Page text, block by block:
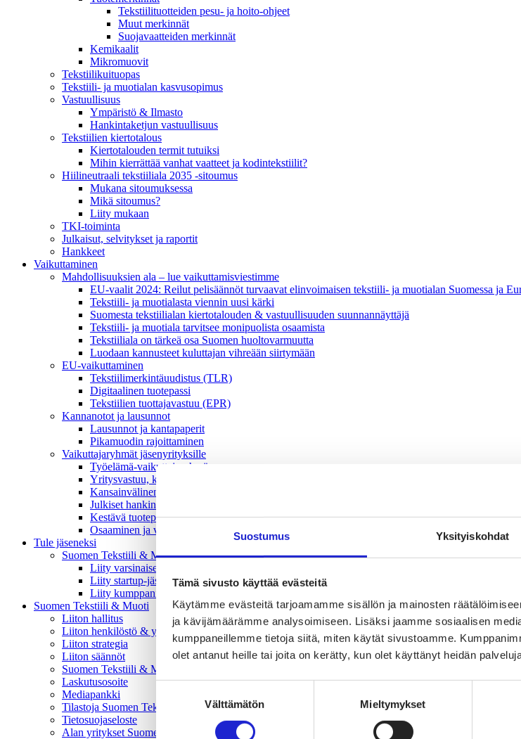
Suostumus Yksityiskohdat
Tämä sivusto käyttää evästeitä
Käytämme evästeitä tarjoamamme sisällön ja mainosten
ja kävijämäärämme analysoimiseen. Lisäksi jaamme sosiaalisen
kumppaneillemme tietoja siitä, miten käytät sivustoamme.
olet antanut heille tai joita on kerätty, kun olet käyttänyt heidän
valinta
Välttämätön Mieltymykset
Tekstiilituotteiden pesu- ja hoito-ohjeet
Muut merkinnät
Suojavaatteiden merkinnät
Kemikaalit
Mikromuovit
Tekstiilikuitu­opas
Tekstiili- ja muotialan kasvusopimus
Vastuullisuus
Ympäristö & Ilmasto
Hankintaketjun vastuullisuus
Tekstiilien kiertotalous
Kiertotalouden termit tutuiksi
Mihin kierrättää vanhat vaatteet ja kodintekstiilit?
Hiilineutraali tekstiiliala 2035 -sitoumus
Mukana sitoumuksessa
Mikä sitoumus?
Liity mukaan
TKI-toiminta
Julkaisut, selvitykset ja raportit
Hankkeet
Vaikuttaminen
Mahdollisuuksien ala – lue vaikuttamis­viestimme
EU-vaalit 2024: Reilut pelisäännöt turvaavat elinvoimaisen tekstiili- ja muotialan Suomessa ja
Tekstiili- ja muotialasta viennin uusi kärki
Suomesta tekstiilialan kiertotalouden & vastuullisuuden suunnannäyttäjä
Tekstiili- ja muotiala tarvitsee monipuolista osaamista
Tekstiiliala on tärkeä osa Suomen huoltovarmuutta
Luodaan kannusteet kuluttajan vihreään siirtymään
EU-vaikuttaminen
Tekstiilimerkintäuudistus (TLR)
Digitaalinen tuotepassi
Tekstiilien tuottajavastuu (EPR)
Kannanotot ja lausunnot
Lausunnot ja kantapaperit
Pikamuodin rajoittaminen
Vaikuttajaryhmät jäsenyrityksille
Työelämä-vaikuttajaryhmä
Yritysvastuu, kiertotalous ja toimivat markkinat -vaikuttajaryhmä
Kansainvälinen liiketoiminta ja rahoitus -vaikuttajaryhmä
Julkiset hankinnat ja huoltovarmuus -vaikuttajaryhmä
Kestävä tuotepolitiikka​ -vaikuttajaryhmä
Osaaminen ja vetovoima -vaikuttajaryhmä
Tule jäseneksi
Suomen Tekstiili & Muodin jäsenyysmuodot
Liity varsinaiseksi jäseneksi
Liity startup-jäseneksi
Liity kumppani­jäseneksi
Suomen Tekstiili & Muoti
Liiton hallitus
Liiton henkilöstö & yhteystiedot
Liiton strategia
Liiton säännöt
Suomen Tekstiili & Muoti 120 vuotta
Laskutusosoite
Mediapankki
Tilastoja Suomen Tekstiili & Muoti ry:stä ja sen jäsenistä
Tietosuojaseloste
Alan yritykset Suomessa – tutustu jäseniimme